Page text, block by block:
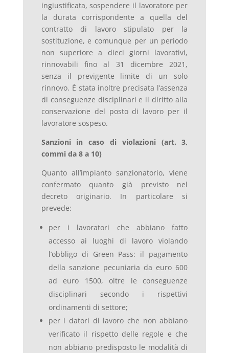
ingiustificata, sospendere il lavoratore per
la durata corrispondente a quella del
contratto di lavoro stipulato per la
sostituzione, e comunque per un periodo
non superiore a dieci giorni lavorativi,
rinnovabili fino al 31 dicembre 2021,
senza il previgente limite di un solo
rinnovo. È stata inoltre precisata l’assenza
di conseguenze disciplinari e il diritto alla
conservazione del posto di lavoro per il
lavoratore sospeso.
Sanzioni in caso di violazioni (art. 3,
commi da 8 a 10)
Quanto all’impianto sanzionatorio, viene
confermato quanto già previsto nel
decreto originario. In particolare si
prevede:
per i lavoratori che abbiano fatto
accesso ai luoghi di lavoro violando
l’obbligo di Green Pass: il pagamento
della sanzione pecuniaria da euro 600
ad euro 1500, oltre le conseguenze
disciplinari secondo i rispettivi
ordinamenti di settore;
per i datori di lavoro che non abbiano
verificato il rispetto delle regole e che
non abbiano predisposto le modalità di